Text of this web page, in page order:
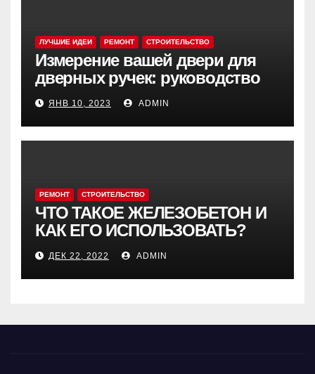
ЛУЧШИЕ ИДЕИ РЕМОНТ СТРОИТЕЛЬСТВО
Измерение вашей двери для
дверных ручек: руководство
ЯНВ 10, 2023 ADMIN
РЕМОНТ СТРОИТЕЛЬСТВО
ЧТО ТАКОЕ ЖЕЛЕЗОБЕТОН И
КАК ЕГО ИСПОЛЬЗОВАТЬ?
ДЕК 22, 2022 ADMIN